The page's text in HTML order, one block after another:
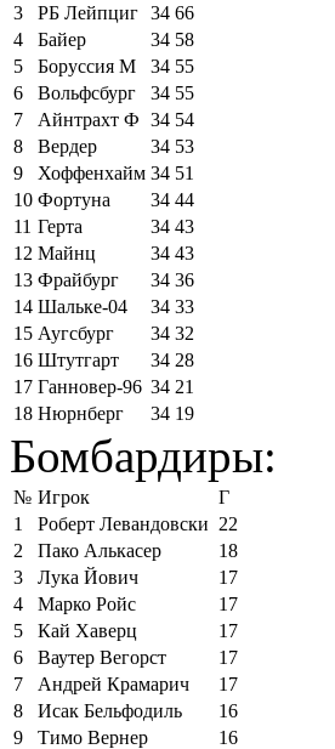
3
РБ Лейпциг 34 66
4
Байер 34 58
5
Боруссия М 34 55
6
Вольфсбург 34 55
7
Айнтрахт Ф 34 54
8
Вердер 34 53
9
Хоффенхайм 34 51
10 Фортуна 34 44
11 Герта 34 43
12 Майнц 34 43
13 Фрайбург 34 36
14 Шальке-04 34 33
15 Аугсбург 34 32
16 Штутгарт 34 28
17 Ганновер-96 34 21
18 Нюрнберг 34 19
Бомбардиры:
№ Игрок
Г
1
Роберт Левандовски 22
2
Пако Алькасер
18
3
Лука Йович
17
4
Марко Ройс
17
5
Кай Хаверц
17
6
Ваутер Вегорст
17
7
Андрей Крамарич
17
8
Исак Бельфодиль
16
9
Тимо Вернер
16